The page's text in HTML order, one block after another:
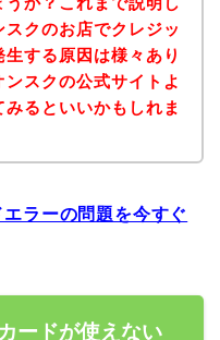
クのお店でクレジッ
生する原因は様々あり
ンスクの公式サイトよ
るといいかもしれま
ラーの問題を今すぐ
ードが使えない